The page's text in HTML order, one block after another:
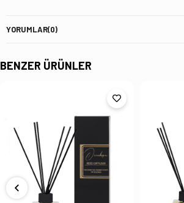
YORUMLAR(0)
BENZER ÜRÜNLER